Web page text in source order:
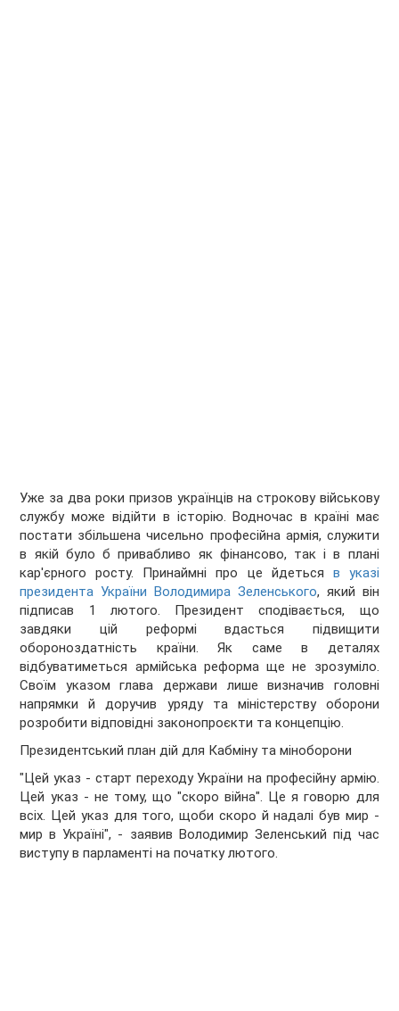
Уже за два роки призов українців на строкову військову
службу може відійти в історію. Водночас в країні має
постати збільшена чисельно професійна армія, служити
в якій було б привабливо як фінансово, так і в плані
кар'єрного росту. Принаймні про це йдеться в указі
президента України Володимира Зеленського, який він
підписав 1 лютого. Президент сподівається, що
завдяки цій реформі вдасться підвищити
обороноздатність країни. Як саме в деталях
відбуватиметься армійська реформа ще не зрозуміло.
Своїм указом глава держави лише визначив головні
напрямки й доручив уряду та міністерству оборони
розробити відповідні законопроєкти та концепцію.
Президентський план дій для Кабміну та міноборони
"Цей указ - старт переходу України на професійну армію.
Цей указ - не тому, що "скоро війна". Це я говорю для
всіх. Цей указ для того, щоби скоро й надалі був мир -
мир в Україні", - заявив Володимир Зеленський під час
виступу в парламенті на початку лютого.